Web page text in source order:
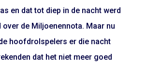
en dat tot diep in de nacht werd
over de Miljoenennota. Maar nu
hoofdrolspelers er die nacht
dat het niet meer goed